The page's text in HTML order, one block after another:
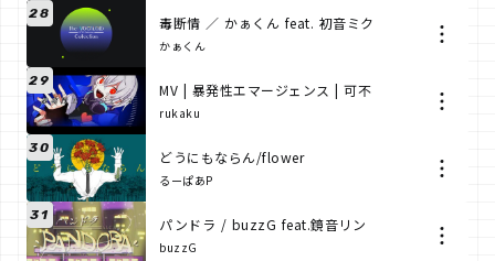
28 毒断情 ／ かぁくん feat. 初音ミク
かぁくん
29 MV | 暴発性エマージェンス | 可不
rukaku
30 どうにもならん/flower
るーぱあP
31 パンドラ / buzzG feat.鏡音リン
buzzG